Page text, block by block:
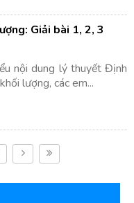
Giải bài 1, 2, 3
nội dung lý thuyết Định
lượng, các em...